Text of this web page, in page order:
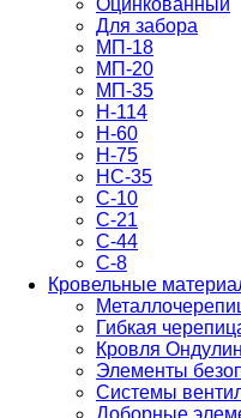
Оцинкованный
Для забора
МП-18
МП-20
МП-35
Н-114
Н-60
Н-75
НС-35
С-10
С-21
С-44
С-8
Кровельные
Гибкая
Кровля Ондулин
Элементы
Системы
Доборные